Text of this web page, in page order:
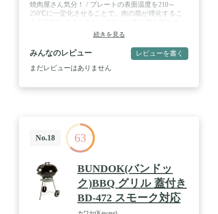
焼肉屋さん気分！ / プレートの表面温度を210～
250℃に一定化させることで、肉の脂が煙化するこ
ず、スムーズに水皿に落とすことで煙の発生を抑制
します。 / プレートはフッ素加工されているのでこ
びりつかず、お手入れもカンタンです。 / 卓上でも
場所を取らないコンパクトサイズ、収納時も省スペ
ースです。 / 本体サイズ：幅303×奥行278×高さ
にてカセットボンベを使い切るまでの実測値)／点
火方式：圧電点火方式／安全装置：圧力感知安全装
置 他／容器着脱方式：マグネット方式／使用ガス：
イワタニカセットガス／生産国：日本 / カセットガ
スは別売りです
続きを見る
みんなのレビュー レビューを書く
まだレビューはありません
No.18 63
BUNDOK(バンドッ
ク)BBQ グリル 蓋付き
BD-472 スモーク対応